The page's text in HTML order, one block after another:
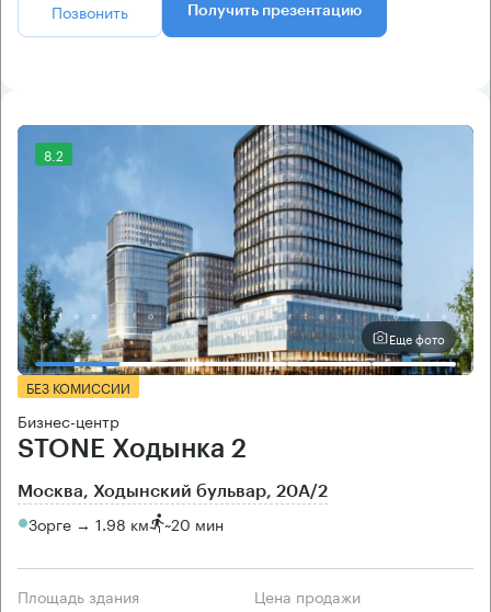
Позвонить Получить презентацию
8.2
Еще фото
БЕЗ КОМИССИИ
Бизнес-центр
STONE Ходынка 2
Москва, Ходынский бульвар, 20А/2
Зорге → 1.98 км ~20 мин
Площадь здания Цена продажи